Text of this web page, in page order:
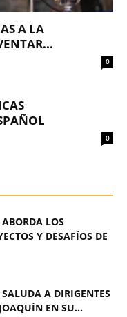
A LA
0
0
LOS
Y DESAFÍOS DE
A DIRIGENTES
EN SU...